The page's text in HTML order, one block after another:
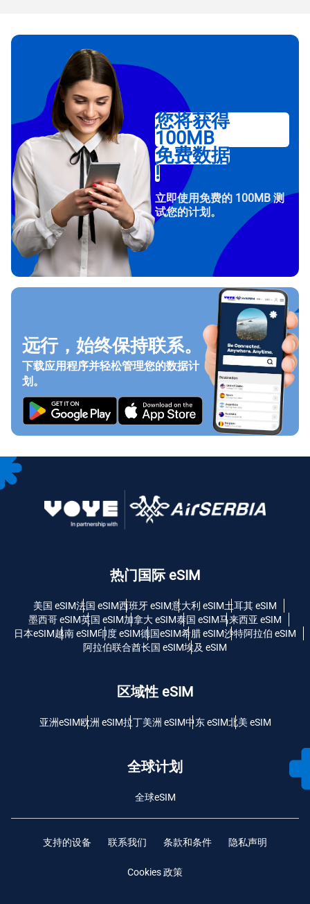
您将获得
100MB
免费数据
!
立即使用免费的 100MB 测
试您的计划。
远行，始终保持联系。
下载应用程序并轻松管理您的数据计
划。
热门国际 eSIM
美国 eSIM法国 eSIM西班牙 eSIM意大利 eSIM土耳其 eSIM
墨西哥 eSIM英国 eSIM加拿大 eSIM泰国 eSIM马来西亚 eSIM
日本eSIM越南 eSIM印度 eSIM德国eSIM希腊 eSIM沙特阿拉伯 eSIM
阿拉伯联合酋长国 eSIM埃及 eSIM
区域性 eSIM
亚洲eSIM欧洲 eSIM拉丁美洲 eSIM中东 eSIM北美 eSIM
全球计划
全球eSIM
支持的设备 联系我们 条款和条件 隐私声明
Cookies 政策